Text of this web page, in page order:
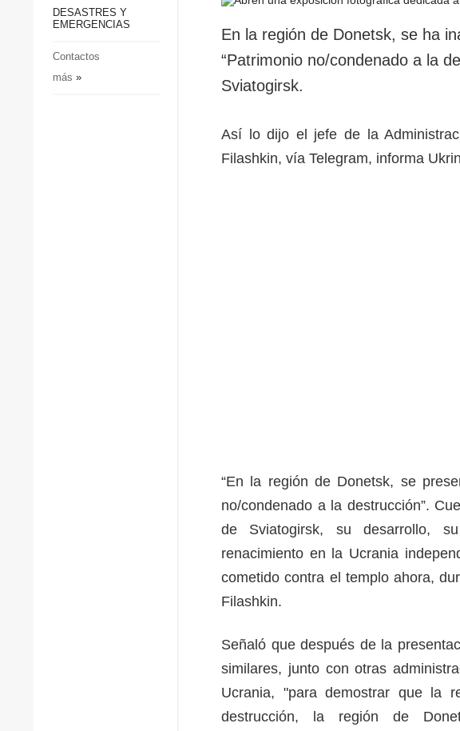
Sociedad y Cultura
DESASTRES Y
EMERGENCIAS
Contactos
más »
En la región de Donetsk, se ha
“Patrimonio no/condenado a la
Sviatogirsk.
Así lo dijo el jefe de la
Filashkin, vía Telegram, informa
“En la región de Donetsk, se
no/condenado a la destrucción”.
de Sviatogirsk, su desarrollo,
renacimiento en la Ucrania
cometido contra el templo ahora,
Filashkin.
Señaló que después de la
similares, junto con otras
Ucrania, "para demostrar que la
destrucción, la región de